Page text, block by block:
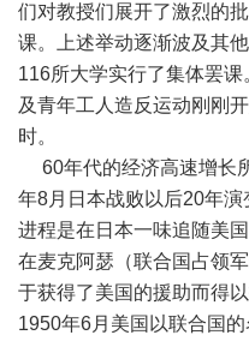
们对教授们展开了激烈的
课。上述举动逐渐波及其
116所大学实行了集体罢
及青年工人造反运动刚刚
时。
60年代的经济高速增长
年8月日本战败以后20年
进程是在日本一味追随美
在麦克阿瑟（联合国占领
于获得了美国的援助而得
1950年6月美国以联合国